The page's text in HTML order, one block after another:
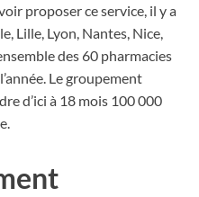
proposer ce service, il y a
Lille, Lyon, Nantes, Nice,
des 60 pharmacies
Le groupement
d’ici à 18 mois 100 000